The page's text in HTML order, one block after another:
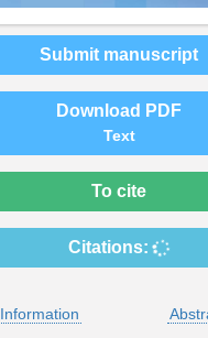
Submit manuscript
Download PDF
Text
To cite
Citations:
Information